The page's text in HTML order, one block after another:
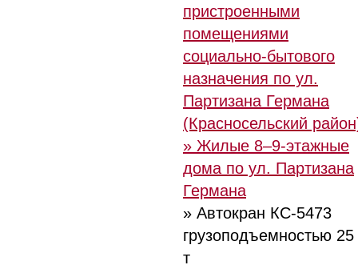
пристроенными
помещениями
социально-бытового
назначения по ул.
Партизана Германа
(Красносельский
» Жилые 8–9-этажные
дома по ул. Партизана
Германа
» Автокран КС-5473
грузоподъемностью 25
т